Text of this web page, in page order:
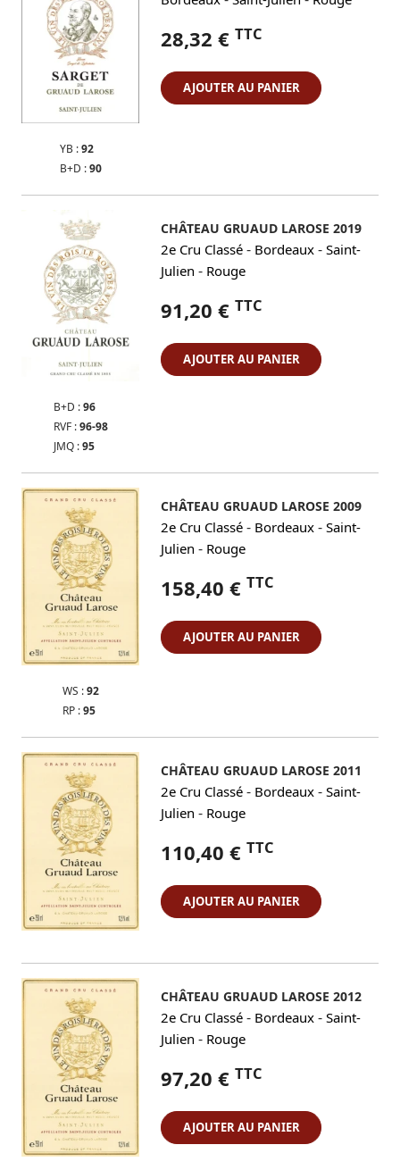
YB :92
B+D :90
28,32 € TTC
AJOUTER AU PANIER
B+D :96
RVF :96-98
JMQ :95
CHÂTEAU GRUAUD LAROSE 2019
2e Cru Classé - Bordeaux - Saint-
Julien - Rouge
91,20 € TTC
AJOUTER AU PANIER
WS :92
RP :95
CHÂTEAU GRUAUD LAROSE 2009
2e Cru Classé - Bordeaux - Saint-
Julien - Rouge
158,40 € TTC
AJOUTER AU PANIER
CHÂTEAU GRUAUD LAROSE 2011
2e Cru Classé - Bordeaux - Saint-
Julien - Rouge
110,40 € TTC
AJOUTER AU PANIER
CHÂTEAU GRUAUD LAROSE 2012
2e Cru Classé - Bordeaux - Saint-
Julien - Rouge
97,20 € TTC
AJOUTER AU PANIER